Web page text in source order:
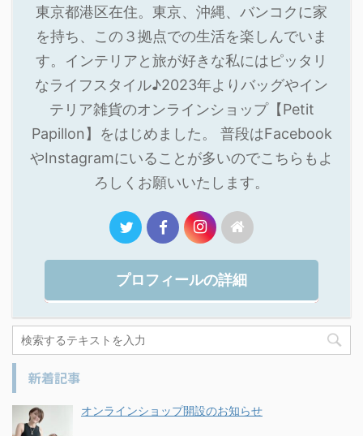
東京都港区在住。東京、沖縄、バンコクに家
を持ち、この３拠点での生活を楽しんでいま
す。インテリアと旅が好きな私にはピッタリ
なライフスタイル♪2023年よりバッグやイン
テリア雑貨のオンラインショップ【Petit
Papillon】をはじめました。 普段はFacebook
やInstagramにいることが多いのでこちらもよ
ろしくお願いいたします。
プロフィールの詳細
新着記事
オンラインショップ開設のお知らせ